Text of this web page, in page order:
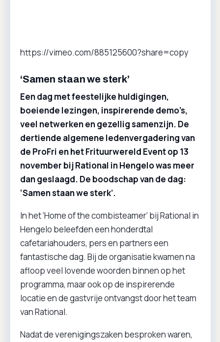
https://vimeo.com/885125600?share=copy
‘Samen staan we sterk’
Een dag met feestelijke huldigingen,
boeiende lezingen, inspirerende demo’s,
veel netwerken en gezellig samenzijn. De
dertiende algemene ledenvergadering van
de ProFri en het Frituurwereld Event op 13
november bij Rational in Hengelo was meer
dan geslaagd. De boodschap van de dag:
‘Samen staan we sterk’.
In het ‘Home of the combisteamer’ bij Rational in
Hengelo beleefden een honderdtal
cafetariahouders, pers en partners een
fantastische dag. Bij de organisatie kwamen na
afloop veel lovende woorden binnen op het
programma, maar ook op de inspirerende
locatie en de gastvrije ontvangst door het team
van Rational.
Nadat de verenigingszaken besproken waren,